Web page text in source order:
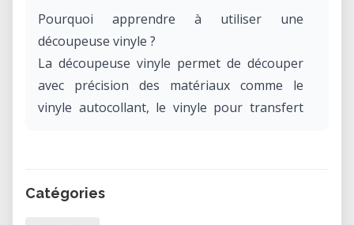
Pourquoi apprendre à utiliser une
découpeuse vinyle ?
La découpeuse vinyle permet de découper
avec précision des matériaux comme le
vinyle autocollant, le vinyle pour transfert
personnalisés, décorations, ou vêtements
Catégories